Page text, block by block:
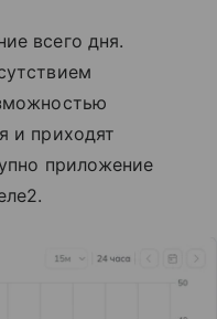
всего дня.
и приходят
приложение